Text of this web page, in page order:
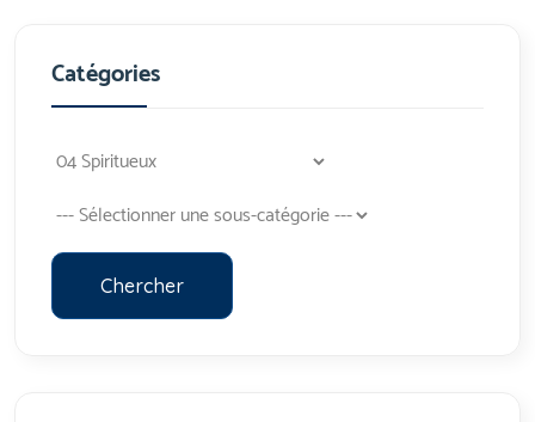
Catégories
Chercher